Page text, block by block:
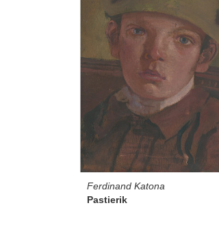
Ferdinand Katona
Pastierik